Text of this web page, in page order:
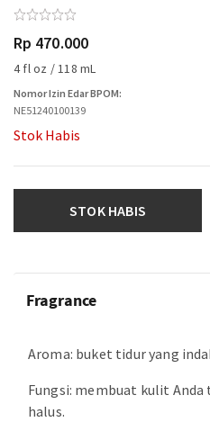
Rp 470.000
4 fl oz / 118 mL
Nomor Izin Edar BPOM:
NE51240100139
Stok Habis
STOK HABIS
Fragrance
Aroma: buket tidur yang
Fungsi: membuat kulit
halus.